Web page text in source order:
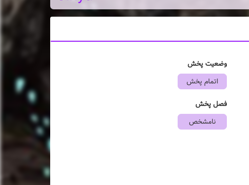
وضعیت پخش
اتمام پخش
فصل پخش
نامشخص